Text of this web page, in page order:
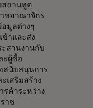
สถานทูต
ชอาณาจักร
มูลต่างๆ
าและส่ง
ะสานงานกับ
ะผู้ซื้อ
สนับสนุนการ
เสริมสร้าง
ค้าระหว่าง
าช